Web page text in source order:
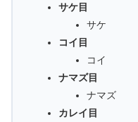
サケ目
サケ
コイ目
コイ
ナマズ目
ナマズ
カレイ目